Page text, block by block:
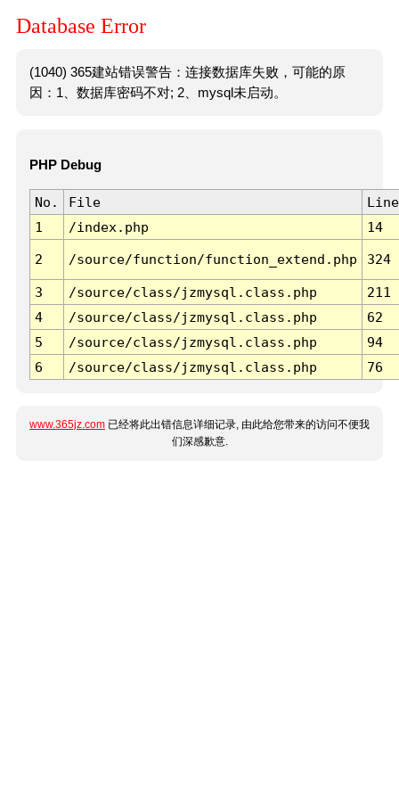
Database Error
(1040) 365建站错误警告：连接数据库失败，可能的原
因：1、数据库密码不对; 2、mysql未启动。
PHP Debug
No. File
Line
1
/index.php 14
2 /source/function/function_extend.php 324
3 /source/class/jzmysql.class.php
211
4
/source/class/jzmysql.class.php
62
5
/source/class/jzmysql.class.php
94
6
/source/class/jzmysql.class.php 76
www.365jz.com 已经将此出错信息详细记录, 由此给您带来的访问不便我
们深感歉意.